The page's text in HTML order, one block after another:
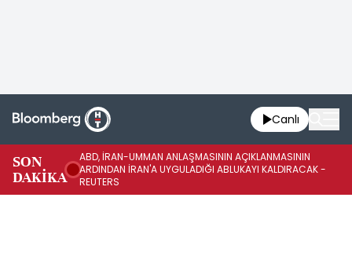
Canlı
SON
DAKİKA
ABD, İRAN-UMMAN ANLAŞMASININ AÇIKLANMASININ
ARDINDAN İRAN'A UYGULADIĞI ABLUKAYI KALDIRACAK -
REUTERS